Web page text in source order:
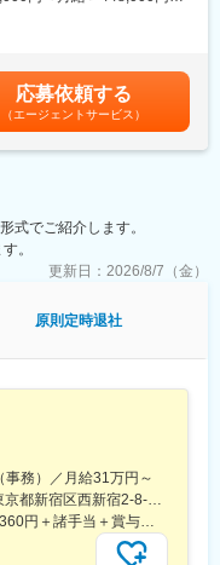
、住民サービスの向上や地
って来たITノウハウでお
用して自律的なワークス
様が5割、新規のお客様も
取引のない団体への営業ア
営業ではございません。
をしっかりと把握し、社内
達成率80%程度（ウエイ
案件保有30％、その他
課題に対する提案営業や予
満足度を基に評価しま
。マネージャー：935万
働制、裁量労働手当無）賃
を通じて上下する可能性
めた表記です。
応募依頼する
（エージェントサービス）
式でご紹介します。
。
更新日： 2026/8/7（金）
原則定時退社
務）／月給31万円～
■東京都庁第一本庁舎・第二本庁舎／東京都新宿区西新宿2-8-1 ※東京都庁本庁舎のほか、都内の出先事業所などに配属される場合があります。 ※配属される部署によってリモートワークの相談も可能です。 ◎アクセス・「JR新宿駅」（西口から徒歩約10分）・都営地下鉄大江戸線「都庁前駅」・新宿駅西口（地下バスのりば）から都営バス（都庁循環）「都庁第一本庁舎」、「都庁第二本庁舎」、「都議会議事堂」下車・JR新宿駅西改札「新宿駅西口」バス停から「西参道方面」行きの新宿WEバス乗車、「新宿ワシントンホテル前」下車※禁煙対策：敷地内禁煙
年収573万円/30歳・主任（月給33万6,360円＋諸手当＋賞与） 年収694万円/35歳・課長代理（月給40万3,560円＋諸手当＋賞与）